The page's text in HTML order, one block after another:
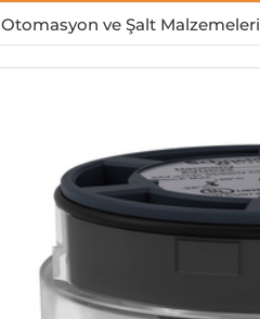
Otomasyon ve Şalt Malzemeleri